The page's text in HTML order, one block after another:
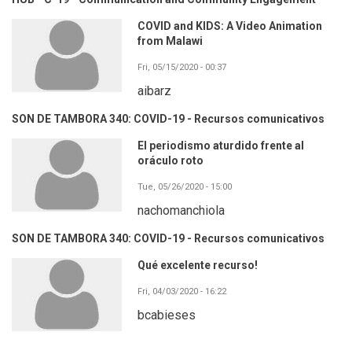
COVID and KIDS: A Video Animation
from Malawi
Fri, 05/15/2020 - 00:37
aibarz
SON DE TAMBORA 340: COVID-19 - Recursos comunicativos
El periodismo aturdido frente al
oráculo roto
Tue, 05/26/2020 - 15:00
nachomanchiola
SON DE TAMBORA 340: COVID-19 - Recursos comunicativos
Qué excelente recurso!
Fri, 04/03/2020 - 16:22
bcabieses